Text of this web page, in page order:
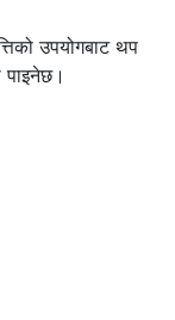
उपयोगबाट थप
पाइनेछ।